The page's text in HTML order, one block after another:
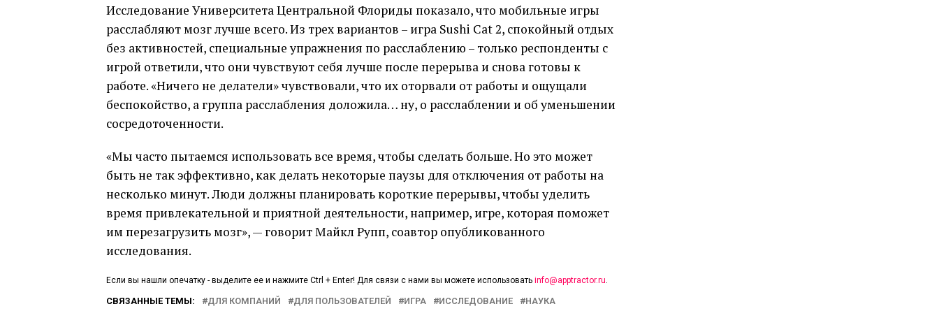
Исследование Университета Центральной Флориды показало, что мобильные игры
расслабляют мозг лучше всего. Из трех вариантов – игра Sushi Cat 2, спокойный отдых
без активностей, специальные упражнения по расслаблению – только респонденты с
игрой ответили, что они чувствуют себя лучше после перерыва и снова готовы к
работе. «Ничего не делатели» чувствовали, что их оторвали от работы и ощущали
беспокойство, а группа расслабления доложила… ну, о расслаблении и об уменьшении
сосредоточенности.
«Мы часто пытаемся использовать все время, чтобы сделать больше. Но это может
быть не так эффективно, как делать некоторые паузы для отключения от работы на
несколько минут. Люди должны планировать короткие перерывы, чтобы уделить
время привлекательной и приятной деятельности, например, игре, которая поможет
им перезагрузить мозг», — говорит Майкл Рупп, соавтор опубликованного
исследования.
Если вы нашли опечатку - выделите ее и нажмите Ctrl + Enter! Для связи с нами вы можете использовать info@apptractor.ru.
СВЯЗАННЫЕ ТЕМЫ: ДЛЯ КОМПАНИЙ ДЛЯ ПОЛЬЗОВАТЕЛЕЙ ИГРА ИССЛЕДОВАНИЕ НАУКА